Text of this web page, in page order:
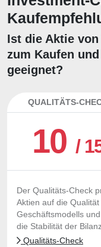
Ist die Aktie
zum Kaufen
geeignet?
QUALITÄTS-
10 /
Der Qualitäts-Check
Aktien auf die Qualität
Geschäftsmodells
die Stabilität der
Qualitäts-Check